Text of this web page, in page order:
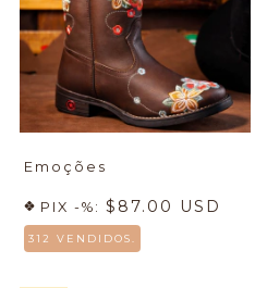
Emoções
PIX -%: $87.00 USD
312 VENDIDOS.